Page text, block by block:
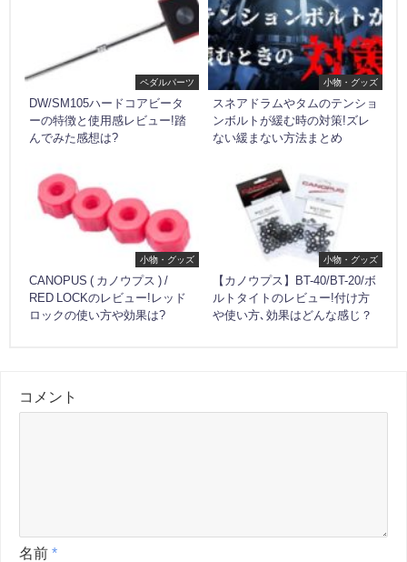
ペダルパーツ
DW/SM105ハードコアビータ
ーの特徴と使用感レビュー!踏
んでみた感想は?
小物・グッズ
スネアドラムやタムのテンショ
ンボルトが緩む時の対策!ズレ
ない緩まない方法まとめ
小物・グッズ
CANOPUS ( カノウプス ) /
RED LOCKのレビュー!レッド
ロックの使い方や効果は?
小物・グッズ
【カノウプス】BT-40/BT-20/ボ
ルトタイトのレビュー!付け方
や使い方､効果はどんな感じ？
コメント
名前 *